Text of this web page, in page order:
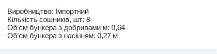
Виробництво: Імпортний
Кількість сошників, шт: 8
Об'єм бункера з добривами м: 0,64
Об'єм бункера з насінням: 0,27 м